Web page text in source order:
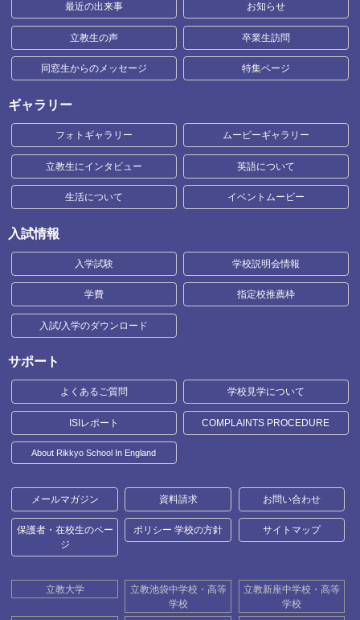
最近の出来事 お知らせ
立教生の声 卒業生訪問
同窓生からのメッセージ 特集ページ
ギャラリー
フォトギャラリー ムービーギャラリー
立教生にインタビュー 英語について
生活について イベントムービー
入試情報
入学試験 学校説明会情報
学費 指定校推薦枠
入試/入学のダウンロード
サポート
よくあるご質問 学校見学について
ISIレポート COMPLAINTS PROCEDURE
About Rikkyo School In England
メールマガジン 資料請求 お問い合わせ
保護者・在校生のペー
ジ
ポリシー 学校の方針 サイトマップ
立教大学
立教池袋中学校・高等
学校
立教新座中学校・高等
学校